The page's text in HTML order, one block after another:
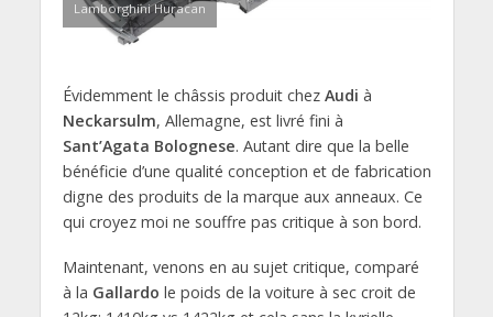
Lamborghini Huracan
Évidemment le châssis produit chez Audi à
Neckarsulm, Allemagne, est livré fini à
Sant’Agata Bolognese. Autant dire que la belle
bénéficie d’une qualité conception et de fabrication
digne des produits de la marque aux anneaux. Ce
qui croyez moi ne souffre pas critique à son bord.
Maintenant, venons en au sujet critique, comparé
à la Gallardo le poids de la voiture à sec croit de